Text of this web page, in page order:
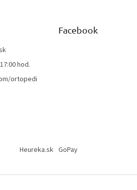
hod.
ortopedi
Facebook
Heureka.sk GoPay